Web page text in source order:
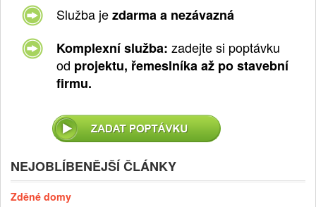
Služba jezdarma a nezávazná
Komplexní služba: zadejte si poptávku
od projektu, řemeslníka až po stavební
firmu.
NEJOBLÍBENĚJŠÍ ČLÁNKY
Zděné domy